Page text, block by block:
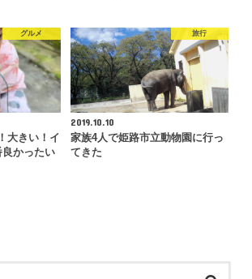
グルメ
大きい！イ
かったい
旅行
2019.10.10
家族4人で姫路市立動物園に行っ
てきた